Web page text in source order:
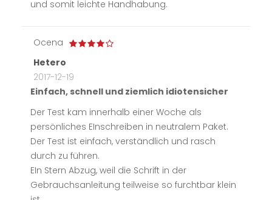
und somit leichte Handhabung.
Ocena
Hetero
2017-12-19
Einfach, schnell und ziemlich idiotensicher
Der Test kam innerhalb einer Woche als
persönliches EInschreiben in neutralem Paket.
Der Test ist einfach, verständlich und rasch
durch zu führen.
EIn Stern Abzug, weil die Schrift in der
Gebrauchsanleitung teilweise so furchtbar klein